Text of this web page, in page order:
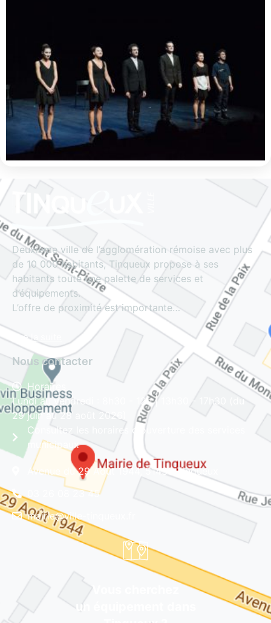
Deuxième ville de l’agglomération rémoise avec plus
de 10 000 habitants, Tinqueux propose à ses
habitants toute une palette de services et
d’équipements.
L’offre de proximité est importante…
Lire la suite
Nous contacter
Horaires
Lundi au vendredi : 8h30 - 12h | 13h30 - 17h30 (du
29 juin au 28 août 2026)
Consultez les horaires d'ouverture des services
municipaux
Avenue du 29 Août 1944, 51430 Tinqueux
03 26 08 23 45
mairie@ville-tinqueux.fr
Vous cherchez
un équipement dans